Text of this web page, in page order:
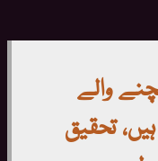
والے
تحقیق